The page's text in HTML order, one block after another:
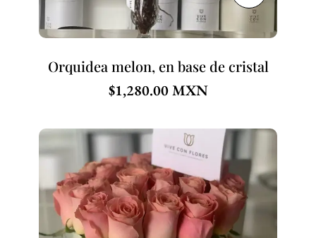
Orquidea melon, en base de cristal
$1,280.00